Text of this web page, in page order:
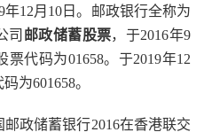
12月10日。邮政银行全称为
司 邮政储蓄股票，于2016年9
代码为01658。于2019年12
为601658。
政储蓄银行2016在香港联交